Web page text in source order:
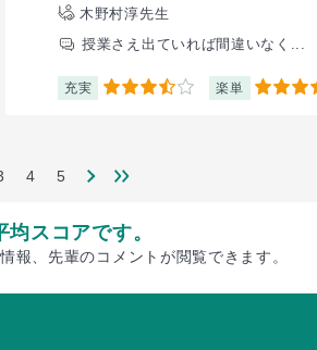
木野村淳先生
授業さえ出ていれば間違いなく...
充実 3.5 楽単 4.5
4 5
スコアです。
報、先輩のコメントが閲覧できます。